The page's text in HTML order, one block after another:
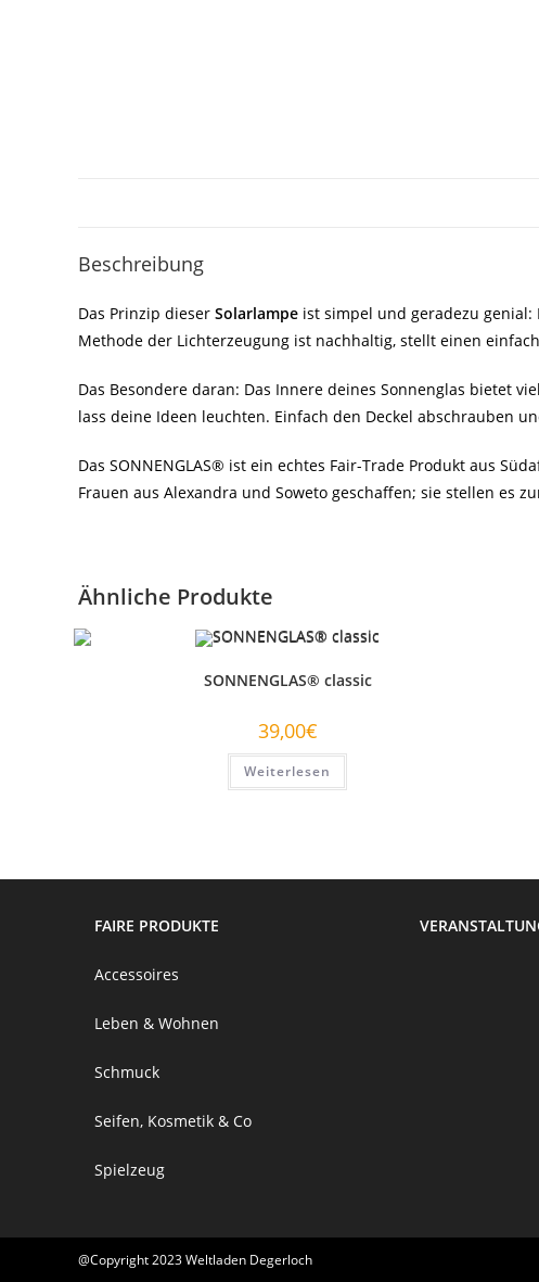
Beschreibung
Das Prinzip dieser Solarlampe ist simpel und geradezu genial:
Methode der Lichterzeugung ist nachhaltig, stellt einen
Das Besondere daran: Das Innere deines Sonnenglas bietet
lass deine Ideen leuchten. Einfach den Deckel abschrauben
Das SONNENGLAS® ist ein echtes Fair-Trade Produkt aus
Frauen aus Alexandra und Soweto geschaffen; sie stellen es
Ähnliche Produkte
SONNENGLAS® classic
39,00€
Weiterlesen
FAIRE PRODUKTE
Accessoires
Leben & Wohnen
Schmuck
Seifen, Kosmetik & Co
Spielzeug
@Copyright 2023 Weltladen Degerloch